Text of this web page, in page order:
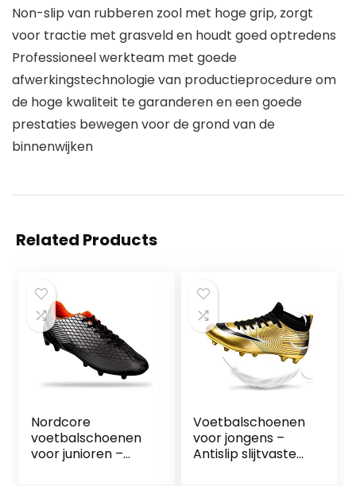
Non-slip van rubberen zool met hoge grip, zorgt
voor tractie met grasveld en houdt goed optredens
Professioneel werkteam met goede
afwerkingstechnologie van productieprocedure om
de hoge kwaliteit te garanderen en een goede
prestaties bewegen voor de grond van de
binnenwijken
Related Products
Nordcore
voetbalschoenen
voor junioren –
Voetbalschoenen
voor jongens –
Antislip slijtvaste